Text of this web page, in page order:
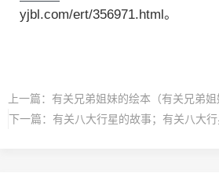
yjbl.com/ert/356971.html。
上一篇： 有关兄弟姐妹的绘本（有关兄弟姐
下一篇： 有关八大行星的故事；有关八大